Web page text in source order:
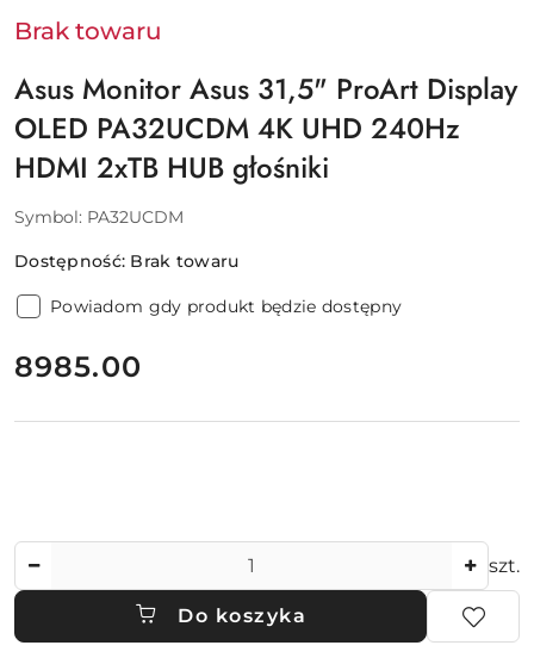
Brak towaru
Asus Monitor Asus 31,5" ProArt Display
OLED PA32UCDM 4K UHD 240Hz
HDMI 2xTB HUB głośniki
Symbol: PA32UCDM
Dostępność: Brak towaru
Powiadom gdy produkt będzie dostępny
cena:
8985.00
szt.
Do koszyka